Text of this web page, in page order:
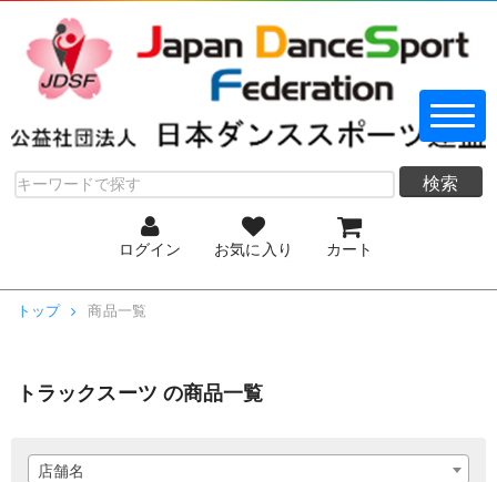
検索
ログイン お気に入り カート
トップ 商品一覧
トラックスーツ の商品一覧
店舗名